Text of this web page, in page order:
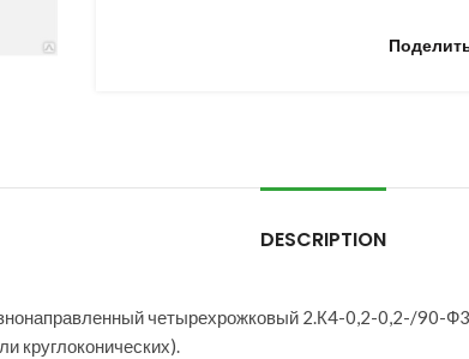
DESCRIPTION
четырехрожковый 2.К4-0,2-0,2-/90-Ф3
круглоконических).